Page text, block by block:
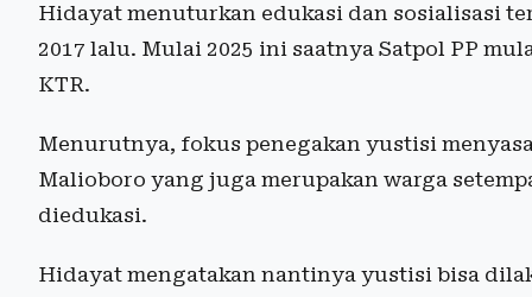
Hidayat menuturkan edukasi dan sosialisasi
2017 lalu. Mulai 2025 ini saatnya Satpol PP
KTR.
Menurutnya, fokus penegakan yustisi
Malioboro yang juga merupakan warga
diedukasi.
Hidayat mengatakan nantinya yustisi bisa